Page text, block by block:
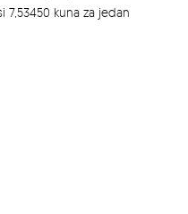
7,53450 kuna za jedan